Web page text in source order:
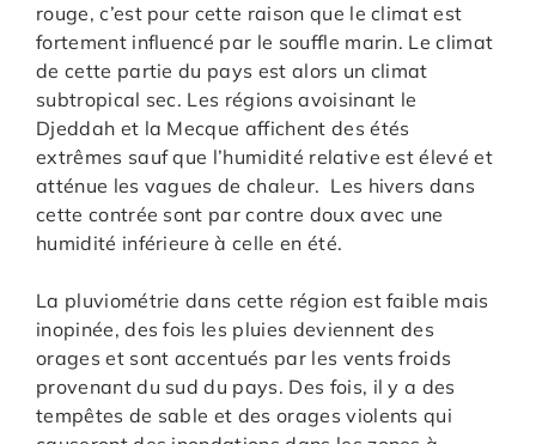
rouge, c’est pour cette raison que le climat est
fortement influencé par le souffle marin. Le climat
de cette partie du pays est alors un climat
subtropical sec. Les régions avoisinant le
Djeddah et la Mecque affichent des étés
extrêmes sauf que l’humidité relative est élevé et
atténue les vagues de chaleur. Les hivers dans
cette contrée sont par contre doux avec une
humidité inférieure à celle en été.
La pluviométrie dans cette région est faible mais
inopinée, des fois les pluies deviennent des
orages et sont accentués par les vents froids
provenant du sud du pays. Des fois, il y a des
tempêtes de sable et des orages violents qui